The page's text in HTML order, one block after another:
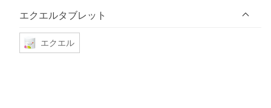
エクエルタブレット
エクエル